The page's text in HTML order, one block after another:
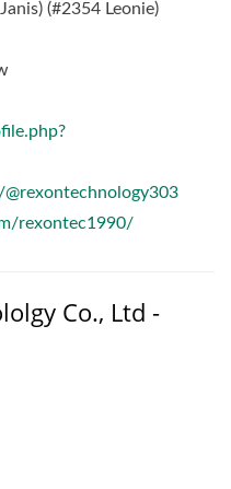
(#2354 Leonie)
rexontec1990/
Co., Ltd -